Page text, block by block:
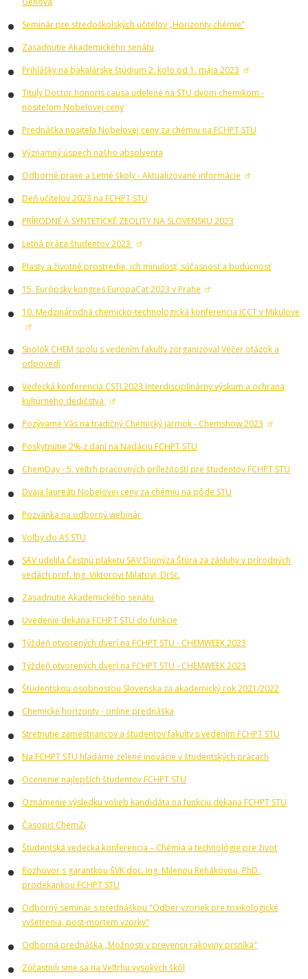
Seminár pre stredoškolských učiteľov „Horizonty chémie"
Zasadnutie Akademického senátu
Prihlášky na bakalárske štúdium 2. kolo od 1. mája 2023
Tituly Doctor honoris causa udelené na STU dvom chemikom -
nositeľom Nobelovej ceny
Prednáška nositeľa Nobelovej ceny za chémiu na FCHPT STU
Významný úspech našho absolventa
Odborné praxe a Letné školy - Aktualizované informácie
Deň učiteľov 2023 na FCHPT STU
PRÍRODNÉ A SYNTETICKÉ ZEOLITY NA SLOVENSKU 2023
Letná práca študentov 2023
Plasty a životné prostredie, ich minulosť, súčasnosť a budúcnosť
15. Európsky kongres EuropaCat 2023 v Prahe
10. Medzinárodná chemicko-technologická konferencia ICCT v Mikulove
Spolok CHEM spolu s vedením fakulty zorganizoval Večer otázok a
odpovedí
Vedecká konferencia CSTI 2023 Interdisciplinárny výskum a ochrana
kultúrneho dedičstva
Pozývame Vás na tradičný Chemický jarmok - Chemshow 2023
Poskytnutie 2% z daní na Nadáciu FCHPT STU
ChemDay - 5. veľtrh pracovných príležitostí pre študentov FCHPT STU
Dvaja laureáti Nobelovej ceny za chémiu na pôde STU
Pozvánka na odborný webinár
Voľby do AS STU
SAV udelila Čestnú plaketu SAV Dionýza Štúra za zásluhy v prírodných
vedách prof. Ing. Viktorovi Milatovi, DrSc.
Zasadnutie Akademického senátu
Uvedenie dekana FCHPT STU do funkcie
Týždeň otvorených dverí na FCHPT STU - CHEMWEEK 2023
Týždeň otvorených dverí na FCHPT STU - CHEMWEEK 2023
Študentskou osobnosťou Slovenska za akademický rok 2021/2022
Chemické horizonty - online prednáška
Stretnutie zamestnancov a študentov fakulty s vedením FCHPT STU
Na FCHPT STU hľadáme zelené inovácie v študentských prácach
Ocenenie najlepších študentov FCHPT STU
Oznámenie výsledku volieb kandidáta na funkciu dekana FCHPT STU
Časopis ChemZi
Študentská vedecká konferencia – Chémia a technológie pre život
Rozhovor s garantkou ŠVK doc. Ing. Milenou Rehákovou, PhD.,
prodekankou FCHPT STU
Odborný seminár s prednáškou "Odber vzoriek pre toxikologické
vyšetrenia, post-mortem vzorky"
Odborná prednáška „Možnosti v prevencii rakoviny prsníka"
Zúčastnili sme sa na Veľtrhu vysokých škôl